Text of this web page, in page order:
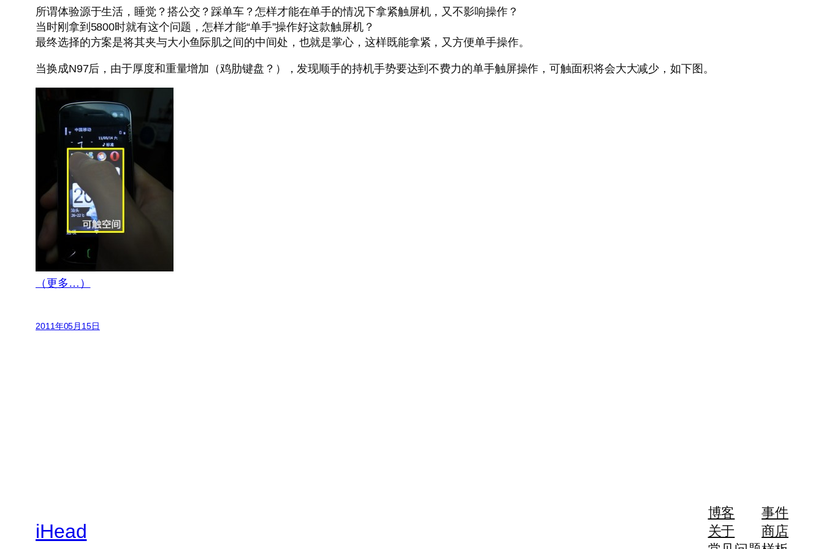
所谓体验源于生活，睡觉？搭公交？踩单车？怎样才能在单手的情况下拿紧触屏机，又不影响操作？
当时刚拿到5800时就有这个问题，怎样才能“单手”操作好这款触屏机？
最终选择的方案是将其夹与大小鱼际肌之间的中间处，也就是掌心，这样既能拿紧，又方便单手操作。
当换成N97后，由于厚度和重量增加（鸡肋键盘？），发现顺手的持机手势要达到不费力的单手触屏操作，可触面积将会大大减少，如下图。
（更多…）
2011年05月15日
iHead
博客
关于
事件
商店